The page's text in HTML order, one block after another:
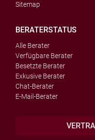
Sitemap
BERATERSTATUS
Alle Berater
Verfügbare Berater
Besetzte Berater
Exkusive Berater
Chat-Berater
E-Mail-Berater